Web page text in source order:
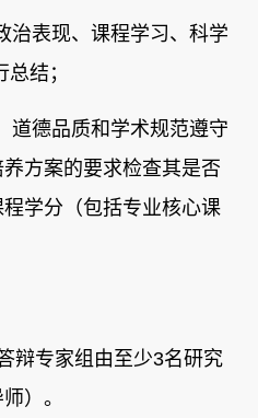
治表现、课程学习、科学
结；
道德品质和学术规范遵守
方案的要求检查其是否
学分（包括专业核心课
辩专家组由至少3名研究
）。